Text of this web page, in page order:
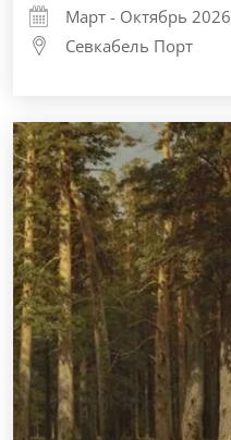
Март - Октябрь 2026
Севкабель Порт